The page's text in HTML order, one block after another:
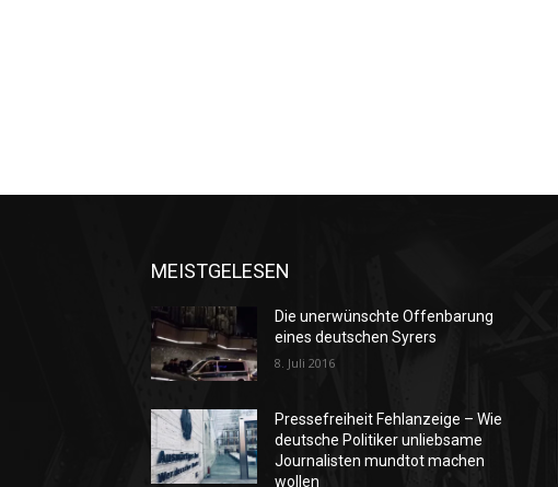
MEISTGELESEN
Die unerwünschte Offenbarung
eines deutschen Syrers
8. Juli 2016
Pressefreiheit Fehlanzeige – Wie
deutsche Politiker unliebsame
Journalisten mundtot machen
wollen